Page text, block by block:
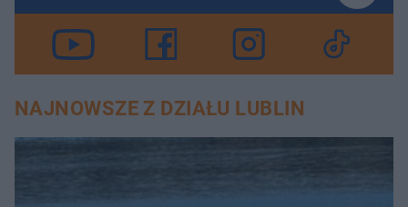
NAJNOWSZE Z DZIAŁU LUBLIN